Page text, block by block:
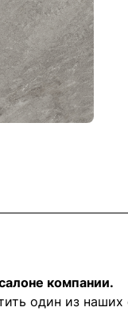
компании.
один из